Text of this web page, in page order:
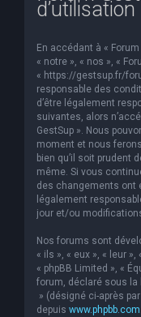
d’utilisation
En accédant à «
« notre », « nos », «
« https://gestsup.fr/
responsable des
d’être légalement
suivantes, alors
GestSup ». Nous
moment et nous
bien qu’il soit prudent
même. Si vous
des changements ont
légalement
jour et/ou
Nos forums sont
« ils », « eux », « leur »,
« phpBB Limited », «
forum, déclaré sous la
» (désigné ci-après
depuis www.phpbb.com